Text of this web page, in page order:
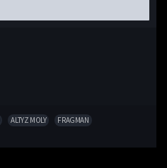
ALTYZ MOLY FRAGMAN